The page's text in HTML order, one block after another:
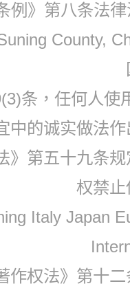
例》第八条法
County,
条，任何人
中的诚实做法
》第五十九条
权禁
Italy Japan
作权法》第十